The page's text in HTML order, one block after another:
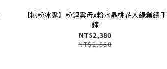
【桃粉冰露】粉鋰雲母x粉水晶桃花人緣業績手
鍊
NT$2,380
NT$2,880